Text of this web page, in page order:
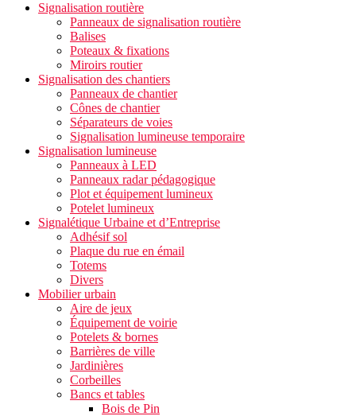
Signalisation routière
Panneaux de signalisation routière
Balises
Poteaux & fixations
Miroirs routier
Signalisation des chantiers
Panneaux de chantier
Cônes de chantier
Séparateurs de voies
Signalisation lumineuse temporaire
Signalisation lumineuse
Panneaux à LED
Panneaux radar pédagogique
Plot et équipement lumineux
Potelet lumineux
Signalétique Urbaine et d’Entreprise
Adhésif sol
Plaque du rue en émail
Totems
Divers
Mobilier urbain
Aire de jeux
Équipement de voirie
Potelets & bornes
Barrières de ville
Jardinières
Corbeilles
Bancs et tables
Bois de Pin